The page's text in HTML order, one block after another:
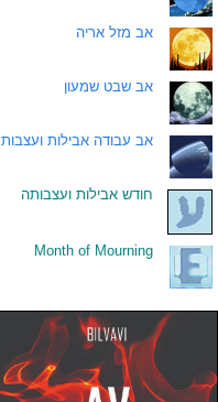
אב מזל אריה
אב שבט שמעון
אב עבודה אבילות ועצבות
חודש אבילות ועצבותה
Month of Mourning